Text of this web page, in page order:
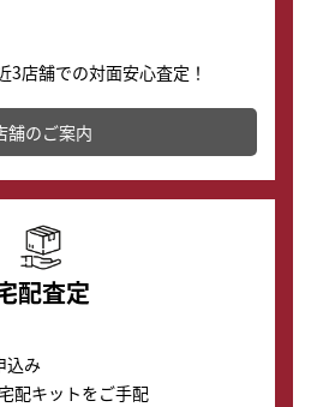
3店舗での対面安心査定！
す。渋谷本店では、時計販売の
取りに出してお得に新しい時計
舗のご案内
配査定
込み
配キットをご手配